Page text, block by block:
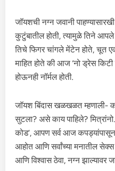
जॉयशची नग्न जवानी
कुटुंबातील होती, त्यामुळे तिने
तिचे फिगर चांगले मेंटेन होते, चूत
माहित होते की आज ‘नो ड्रेस किटी
होऊनही नॉर्मल होती.
जॉयश बिंदास खळखळत म्हणाली-
सुटला? असे काय पाहिले?
कोड’, आपण सर्व आज कपड्यांपासून
आहोत आणि सर्वांच्या मनातील
आणि विश्वास ठेवा, नग्न झाल्यावर